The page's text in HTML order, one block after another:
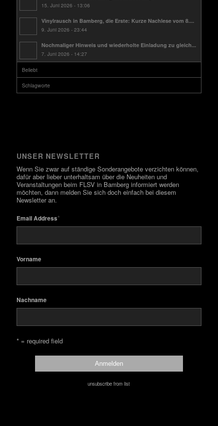
15. Juni 2026 - 13:06
Vinylrausch in Bamberg, die Erste: Kurze Nachlese vom 8....
9. Juni 2026 - 23:44
Nochmaliger Hinweis und wiederholte Einladung zu gleich...
7. Juni 2026 - 14:27
Beliebt
Schlagworte
UNSER NEWSLETTER
Wenn Sie zwar auf ständige Sonderangebote verzichten können,
dafür aber lieber unterhaltsam über die Neuheiten und
Veranstaltungen beim FLSV in Bamberg informiert werden
möchten, dann melden Sie sich doch einfach bei diesem
Newsletter an.
Email Address*
Vorname
Nachname
* = required field
unsubscribe from list